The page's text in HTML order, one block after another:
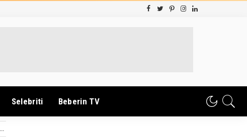
Selebriti Beberin TV